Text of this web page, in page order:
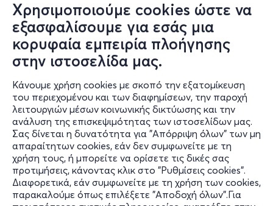
Χρησιμοποιούμε cookies ώστε να
εξασφαλίσουμε για εσάς μια
κορυφαία εμπειρία πλοήγησης
στην ιστοσελίδα μας.
Κάνουμε χρήση cookies με σκοπό την εξατομίκευση
του περιεχομένου και των διαφημίσεων, την παροχή
λειτουργιών μέσων κοινωνικής δικτύωσης και την
ανάλυση της επισκεψιμότητας των ιστοσελίδων μας.
Σας δίνεται η δυνατότητα για "Απόρριψη όλων" των μη
απαραίτητων cookies, εάν δεν συμφωνείτε με τη
χρήση τους, ή μπορείτε να ορίσετε τις δικές σας
προτιμήσεις, κάνοντας κλικ στο "Ρυθμίσεις cookies".
Διαφορετικά, εάν συμφωνείτε με τη χρήση των cookies,
παρακαλούμε όπως επιλέξετε "Αποδοχή όλων".Για
Πληροφορίες
Υποστήριξη
Stay Connected